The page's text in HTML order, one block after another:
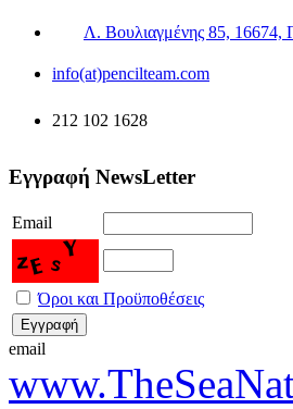
Λ. Βουλιαγμένης 85, 16674,
info(at)pencilteam.com
212 102 1628
Εγγραφή NewsLetter
Email
Όροι και Προϋποθέσεις
email